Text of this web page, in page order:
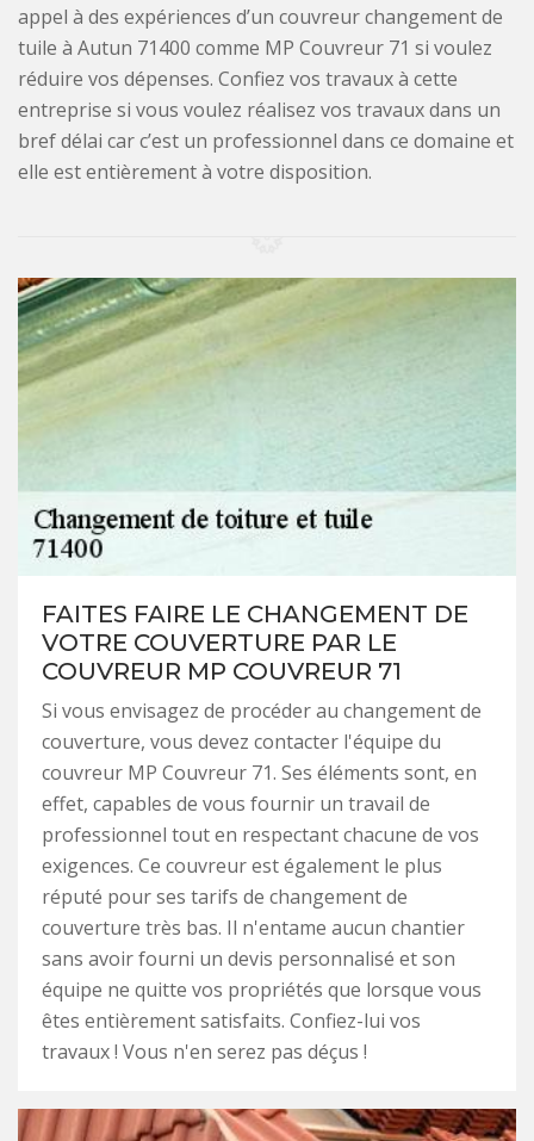
appel à des expériences d’un couvreur changement de
tuile à Autun 71400 comme MP Couvreur 71 si voulez
réduire vos dépenses. Confiez vos travaux à cette
entreprise si vous voulez réalisez vos travaux dans un
bref délai car c’est un professionnel dans ce domaine et
elle est entièrement à votre disposition.
FAITES FAIRE LE CHANGEMENT DE
VOTRE COUVERTURE PAR LE
COUVREUR MP COUVREUR 71
Si vous envisagez de procéder au changement de
couverture, vous devez contacter l'équipe du
couvreur MP Couvreur 71. Ses éléments sont, en
effet, capables de vous fournir un travail de
professionnel tout en respectant chacune de vos
exigences. Ce couvreur est également le plus
réputé pour ses tarifs de changement de
couverture très bas. Il n'entame aucun chantier
sans avoir fourni un devis personnalisé et son
équipe ne quitte vos propriétés que lorsque vous
êtes entièrement satisfaits. Confiez-lui vos
travaux ! Vous n'en serez pas déçus !